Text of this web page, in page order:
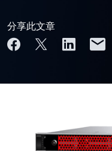
分享此文章